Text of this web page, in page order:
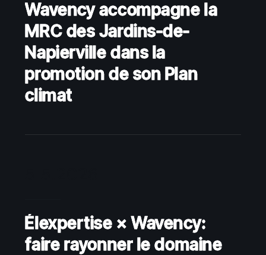
Wavency accompagne la
MRC des Jardins-de-
Napierville dans la
promotion de son Plan
climat
Élexpertise × Wavency:
faire rayonner le domaine